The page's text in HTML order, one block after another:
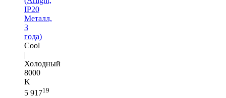
IP20
Металл,
3
года)
Cool
|
Холодный
8000
K
5 91719